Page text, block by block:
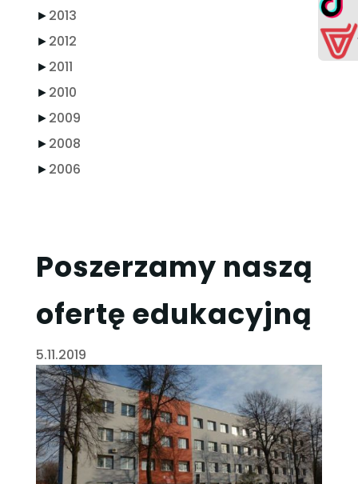
►2013
►2012
►2011
►2010
►2009
►2008
►2006
Poszerzamy naszą
ofertę edukacyjną
5.11.2019